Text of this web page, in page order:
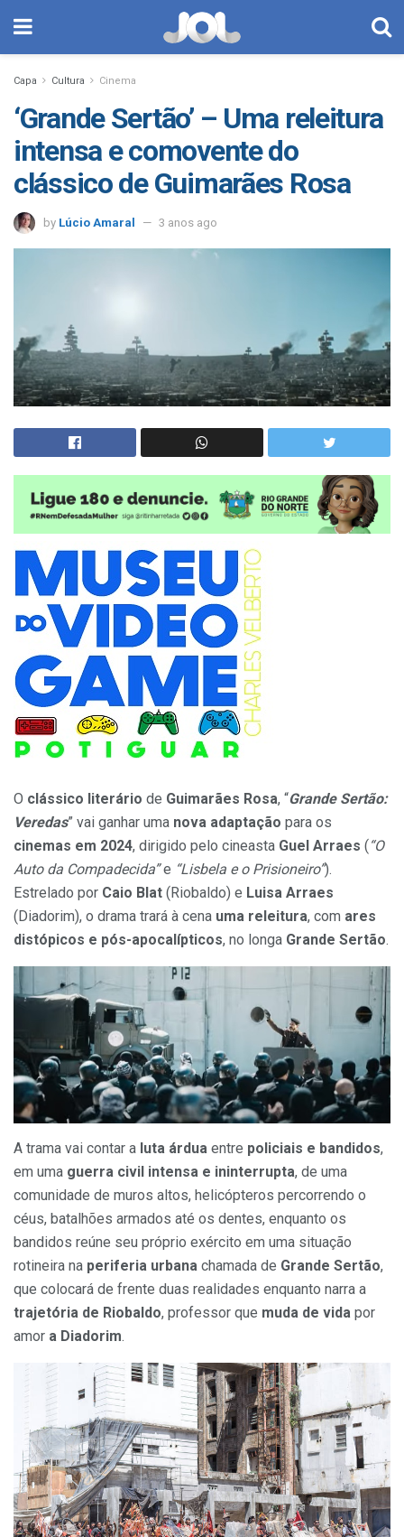
Capa Cultura Cinema
‘Grande Sertão’ – Uma releitura
intensa e comovente do
clássico de Guimarães Rosa
by Lúcio Amaral 3 anos ago
O clássico literário de Guimarães Rosa, “Grande Sertão:
Veredas” vai ganhar uma nova adaptação para os
cinemas em 2024, dirigido pelo cineasta Guel Arraes (“O
Auto da Compadecida”e “Lisbela e o Prisioneiro”).
Estrelado por Caio Blat (Riobaldo) e Luisa Arraes
(Diadorim), o drama trará à cena uma releitura, com ares
distópicos e pós-apocalípticos, no longa Grande Sertão.
A trama vai contar a luta árdua entre policiais e bandidos,
em uma guerra civil intensa e ininterrupta, de uma
comunidade de muros altos, helicópteros percorrendo o
céus, batalhões armados até os dentes, enquanto os
bandidos reúne seu próprio exército em uma situação
rotineira na periferia urbana chamada de Grande Sertão,
que colocará de frente duas realidades enquanto narra a
trajetória de Riobaldo, professor que muda de vida por
amor a Diadorim.